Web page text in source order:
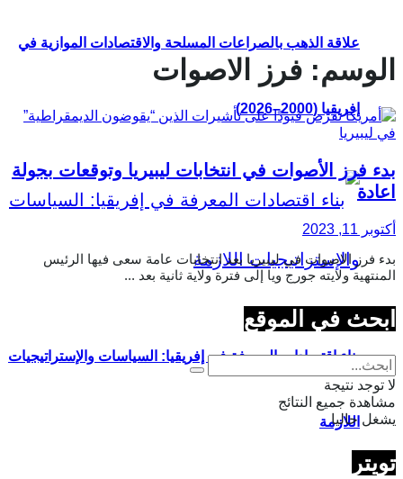
علاقة الذهب بالصراعات المسلحة والاقتصادات الموازية في
إفريقيا (2000–2026)
بناء اقتصادات المعرفة في إفريقيا: السياسات والإستراتيجيات
اللازمة
الوسم: فرز الاصوات
بدء فرز الأصوات في انتخابات ليبيريا وتوقعات بجولة
اعادة
أكتوبر 11, 2023
بدء فرز الاصوات في ليبيريا بعد انتخابات عامة سعى فيها الرئيس
المنتهية ولايته جورج ويا إلى فترة ولاية ثانية بعد ...
ابحث في الموقع
لا توجد نتيجة
مشاهدة جميع النتائج
يشغل حاليا
تويتر